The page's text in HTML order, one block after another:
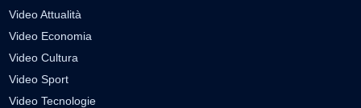
Video Attualità
Video Economia
Video Cultura
Video Sport
Video Tecnologie